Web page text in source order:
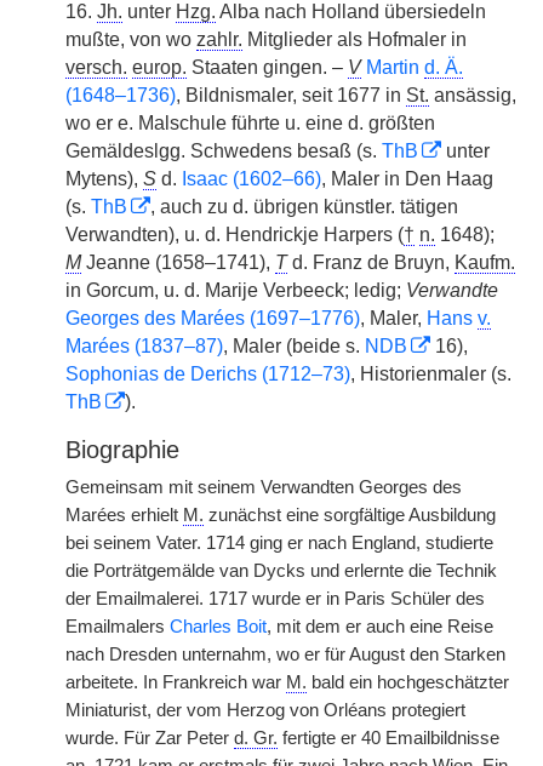
16. Jh. unter Hzg. Alba nach Holland übersiedeln
mußte, von wo zahlr. Mitglieder als Hofmaler in
versch. europ. Staaten gingen. – V Martin d. Ä.
(1648–1736), Bildnismaler, seit 1677 in St. ansässig,
wo er e. Malschule führte u. eine d. größten
Gemäldeslgg. Schwedens besaß (s. ThB
unter
Mytens), S d. Isaac (1602–66), Maler in Den Haag
(s. ThB
, auch zu d. übrigen künstler. tätigen
Verwandten), u. d. Hendrickje Harpers († n. 1648);
MJeanne (1658–1741), Td. Franz de Bruyn, Kaufm.
in Gorcum, u. d. Marije Verbeeck; ledig; Verwandte
Georges des Marées (1697–1776), Maler, Hans v.
Marées (1837–87), Maler (beide s. NDB
16),
Sophonias de Derichs (1712–73), Historienmaler (s.
ThB
).
Biographie
Gemeinsam mit seinem Verwandten Georges des
Marées erhielt M. zunächst eine sorgfältige Ausbildung
bei seinem Vater. 1714 ging er nach England, studierte
die Porträtgemälde van Dycks und erlernte die Technik
der Emailmalerei. 1717 wurde er in Paris Schüler des
Emailmalers Charles Boit, mit dem er auch eine Reise
nach Dresden unternahm, wo er für August den Starken
arbeitete. In Frankreich war M. bald ein hochgeschätzter
Miniaturist, der vom Herzog von Orléans protegiert
wurde. Für Zar Peter d. Gr. fertigte er 40 Emailbildnisse